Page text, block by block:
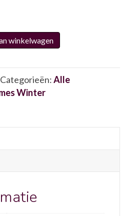
winkelwagen
Categorieën:Alle
Winter